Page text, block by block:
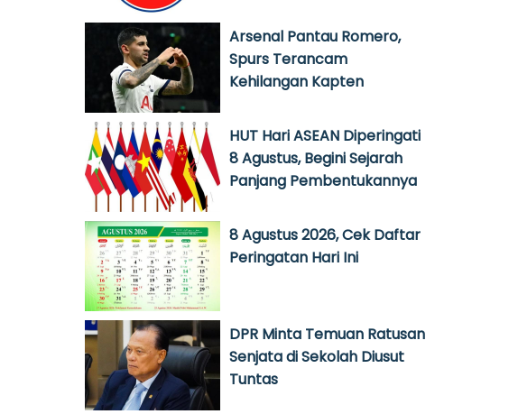
Arsenal Pantau Romero,
Spurs Terancam
Kehilangan Kapten
HUT Hari ASEAN Diperingati
8 Agustus, Begini Sejarah
Panjang Pembentukannya
8 Agustus 2026, Cek Daftar
Peringatan Hari Ini
DPR Minta Temuan Ratusan
Senjata di Sekolah Diusut
Tuntas